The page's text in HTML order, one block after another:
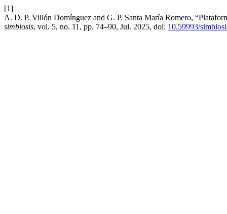
[1]
A. D. P. Villón Domínguez and G. P. Santa María Romero,
simbiosis, vol. 5, no. 11, pp. 74–90, Jul. 2025, doi: 10.59993/